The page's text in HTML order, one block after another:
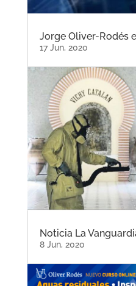
Jorge Oliver-Rodés
17 Jun, 2020
Noticia La
8 Jun, 2020